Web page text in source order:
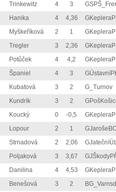
Trinkewitz 4 3
Hanika 4 4,36
Myškeříková 2 1
Tregler 3 2,36
Potůček 4 4,2
Španiel 4 3
Kubatová 3 2
G_Turnov
Kundrík 3 2
Koucký 0 -0,5
Lopour 2 1
Strnadová 2 2,06
Poljaková 3 3,67
Danilina 4 4,53
Benešová 3 2